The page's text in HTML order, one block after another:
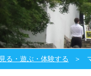
見る・遊ぶ・体験する